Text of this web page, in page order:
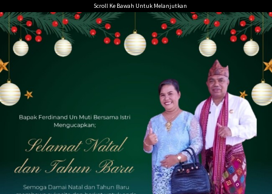
ke
konten
Scroll Ke Bawah Untuk Melanjutkan